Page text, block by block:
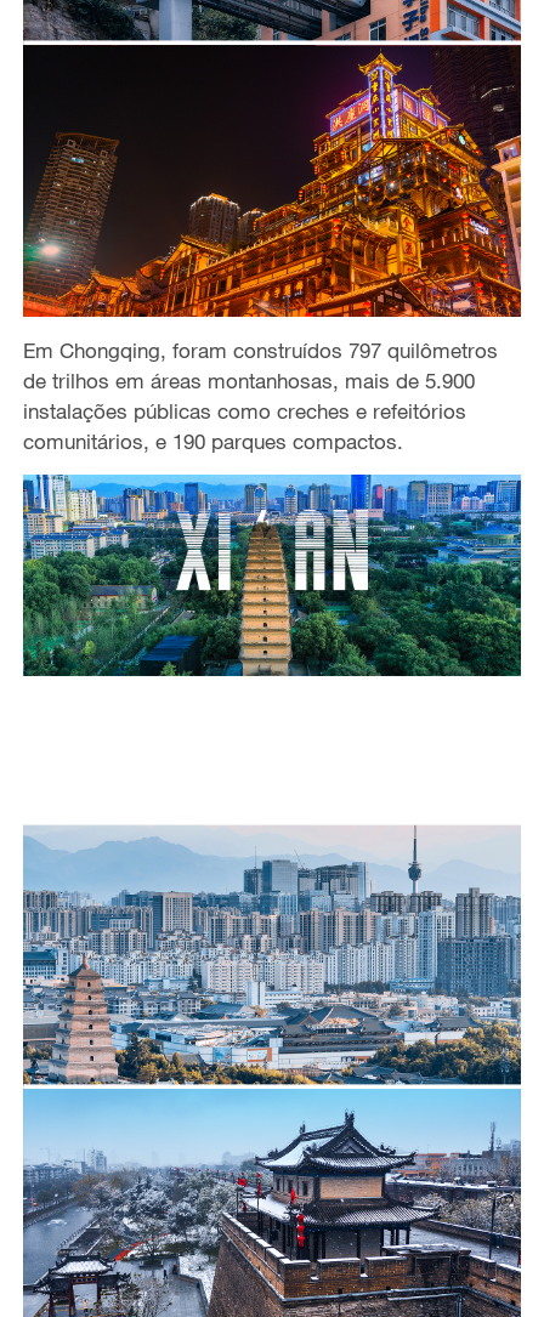
Em Chongqing, foram construídos 797 quilômetros
de trilhos em áreas montanhosas, mais de 5.900
instalações públicas como creches e refeitórios
comunitários, e 190 parques compactos.